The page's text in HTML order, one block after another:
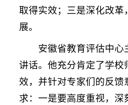
取得实效；三是深化改革
展。
安徽省教育评估中心
讲话。他充分肯定了学校
效，并针对专家们的反馈
求：一是要高度重视，深